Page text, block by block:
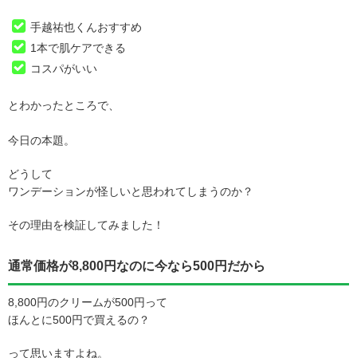
手越祐也くんおすすめ
1本で肌ケアできる
コスパがいい
とわかったところで、
今日の本題。
どうして
ワンデーションが怪しいと思われてしまうのか？
その理由を検証してみました！
通常価格が8,800円なのに今なら500円だから
8,800円のクリームが500円って
ほんとに500円で買えるの？
って思いますよね。